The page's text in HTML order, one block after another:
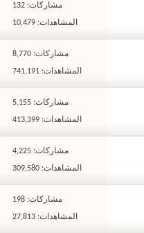
مشاركات: 132
المشاهدات: 10,479
مشاركات: 8,770
المشاهدات: 741,191
مشاركات: 5,155
المشاهدات: 413,399
مشاركات: 4,225
المشاهدات: 309,580
مشاركات: 198
المشاهدات: 27,813